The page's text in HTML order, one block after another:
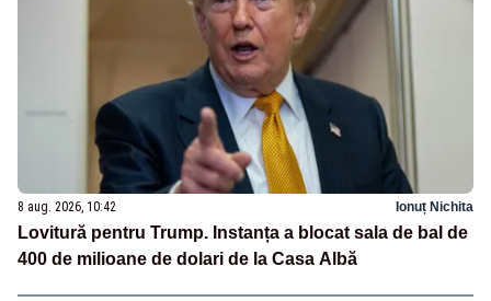
8 aug. 2026, 10:42 Ionuț Nichita
Lovitură pentru Trump. Instanța a blocat sala de bal de
400 de milioane de dolari de la Casa Albă